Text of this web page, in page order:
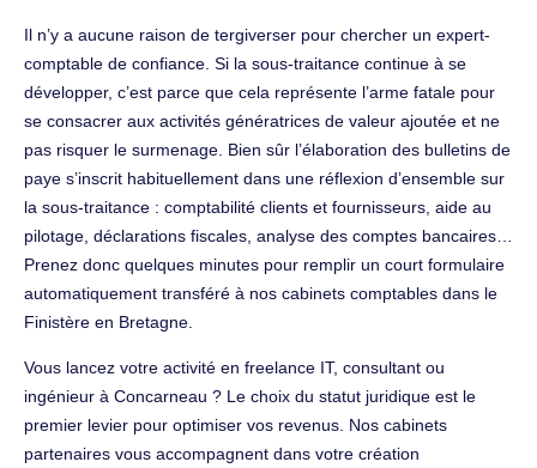
Il n’y a aucune raison de tergiverser pour chercher un expert-
comptable de confiance. Si la sous-traitance continue à se
développer, c’est parce que cela représente l’arme fatale pour
se consacrer aux activités génératrices de valeur ajoutée et ne
pas risquer le surmenage. Bien sûr l’élaboration des bulletins de
paye s’inscrit habituellement dans une réflexion d’ensemble sur
la sous-traitance : comptabilité clients et fournisseurs, aide au
pilotage, déclarations fiscales, analyse des comptes bancaires…
Prenez donc quelques minutes pour remplir un court formulaire
automatiquement transféré à nos cabinets comptables dans le
Finistère en Bretagne.
Vous lancez votre activité en freelance IT, consultant ou
ingénieur à Concarneau ? Le choix du statut juridique est le
premier levier pour optimiser vos revenus. Nos cabinets
partenaires vous accompagnent dans votre création